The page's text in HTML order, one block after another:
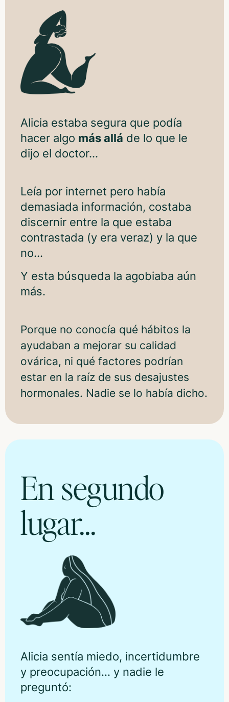
Alicia estaba segura que podía
hacer algo más allá de lo que le
dijo el doctor…
Leía por internet pero había
demasiada información, costaba
discernir entre la que estaba
contrastada (y era veraz) y la que
no…
Y esta búsqueda la agobiaba aún
más.
Porque no conocía qué hábitos la
ayudaban a mejorar su calidad
ovárica, ni qué factores podrían
estar en la raíz de sus desajustes
hormonales. Nadie se lo había dicho.
Alicia sentía miedo, incertidumbre
y preocupación… y nadie le
preguntó:
En segundo
lugar...